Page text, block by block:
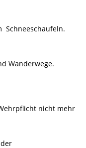
Schneeschaufeln.
Wanderwege.
nicht mehr